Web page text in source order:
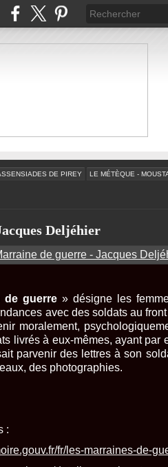
DE PIREY LE MÉTÈQUE -
Deljéhier
de guerre » désigne les
avec des soldatsau front
moralement,
livrés à eux-mêmes, ayant par
parvenir des lettres à son
des photographies.
:
fr/les-marraines-de-